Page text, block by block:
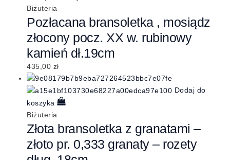
Biżuteria
Pozłacana bransoletka , mosiądz
złocony pocz. XX w. rubinowy
kamień dł.19cm
435,00 zł
Dodaj do
koszyka
Biżuteria
Złota bransoletka z granatami –
złoto pr. 0,333 granaty – rozety